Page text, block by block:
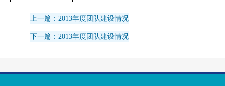
上一篇：2013年度团队建设情况
下一篇：2013年度团队建设情况